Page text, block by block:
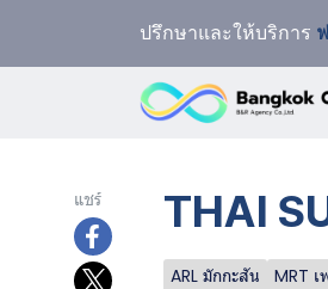
ปรึกษาและให้บริการ
แชร์ THAI
ARL มักกะสัน MRT เ